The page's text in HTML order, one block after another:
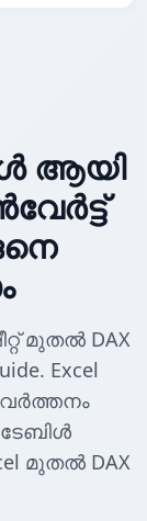
ആയി
മുതൽ DAX
Excel
മുതൽ DAX